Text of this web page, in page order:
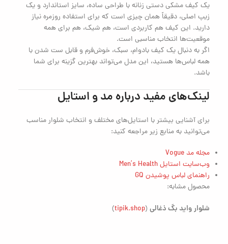
یک کیف مشکی دستی زنانه با طراحی ساده، سایز استاندارد و یک
زیپ اصلی، دقیقاً همان چیزی است که برای استفاده روزمره نیاز
دارید. این کیف هم کاربردی است، هم شیک، هم برای همه
موقعیت‌ها انتخاب مناسبی است.
اگر به دنبال یک کیف بادوام، سبک، خوش‌فرم و قابل ست شدن با
همه لباس‌ها هستید، این مدل می‌تواند بهترین گزینه برای شما
باشد.
لینک‌های مفید درباره مد و استایل
برای آشنایی بیشتر با استایل‌های مختلف و انتخاب شلوار مناسب
می‌توانید به منابع زیر مراجعه کنید:
مجله مد Vogue
وب‌سایت استایل Men’s Health
راهنمای لباس پوشیدن GQ
محصول مشابه:
شلوارواید بگ ذغالی (
tipik.shop
)